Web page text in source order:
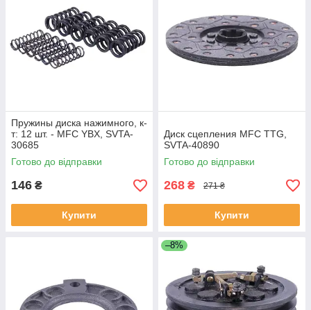
Пружины диска нажимного, к-
т: 12 шт. - MFC YBX, SVTA-
30685
Готово до відправки
146 ₴
Купити
Диск сцепления MFC TTG,
SVTA-40890
Готово до відправки
268 ₴ 271 ₴
Купити
–8%